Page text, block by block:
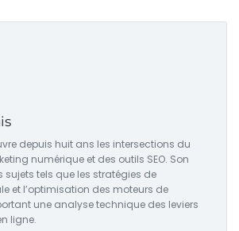
depuis huit ans les intersections du
numérique et des outils SEO. Son
sujets tels que les stratégies de
et l’optimisation des moteurs de
une analyse technique des leviers
ligne.